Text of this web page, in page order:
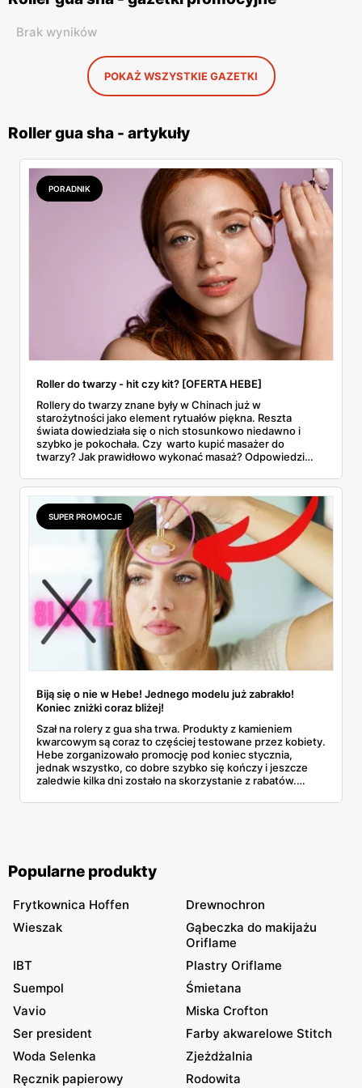
Brak wyników
POKAŻ WSZYSTKIE GAZETKI
Roller gua sha - artykuły
PORADNIK
Roller do twarzy - hit czy kit? [OFERTA HEBE]
Rollery do twarzy znane były w Chinach już w
starożytności jako element rytuałów piękna. Reszta
świata dowiedziała się o nich stosunkowo niedawno i
szybko je pokochała. Czy warto kupić masażer do
twarzy? Jak prawidłowo wykonać masaż? Odpowiedzi
SUPER PROMOCJE
Biją się o nie w Hebe! Jednego modelu już zabrakło!
Koniec zniżki coraz bliżej!
Szał na rolery z gua sha trwa. Produkty z kamieniem
kwarcowym są coraz to częściej testowane przez kobiety.
Hebe zorganizowało promocję pod koniec stycznia,
jednak wszystko, co dobre szybko się kończy i jeszcze
zaledwie kilka dni zostało na skorzystanie z rabatów.
Popularne produkty
Frytkownica Hoffen
Drewnochron
Wieszak
Gąbeczka do makijażu
Oriflame
IBT
Plastry Oriflame
Suempol
Śmietana
Vavio
Miska Crofton
Ser president
Farby akwarelowe Stitch
Woda Selenka
Zjeżdżalnia
Ręcznik papierowy
Rodowita